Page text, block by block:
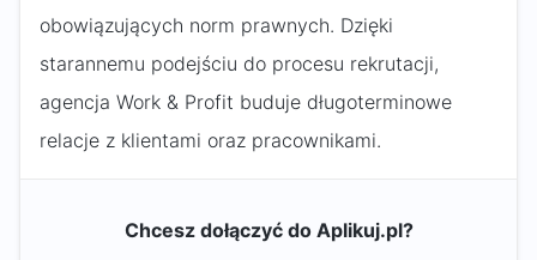
obowiązujących norm prawnych. Dzięki
starannemu podejściu do procesu rekrutacji,
agencja Work & Profit buduje długoterminowe
relacje z klientami oraz pracownikami.
Chcesz dołączyć do Aplikuj.pl?